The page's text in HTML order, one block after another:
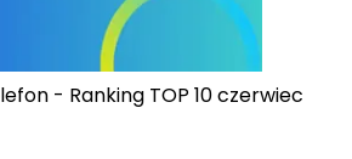
- Ranking TOP 10 czerwiec